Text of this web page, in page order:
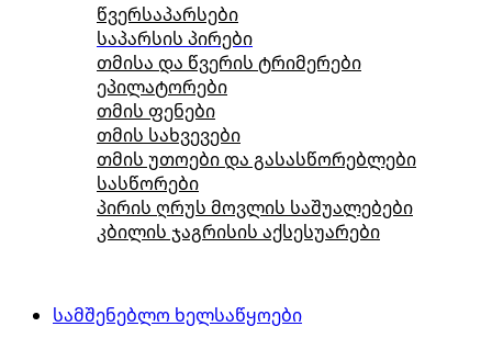
წვერსაპარსები
საპარსის პირები
თმისა და წვერის ტრიმერები
ეპილატორები
თმის ფენები
თმის სახვევები
თმის უთოები და გასასწორებლები
სასწორები
პირის ღრუს მოვლის საშუალებები
კბილის ჯაგრისის აქსესუარები
სამშენებლო ხელსაწყოები